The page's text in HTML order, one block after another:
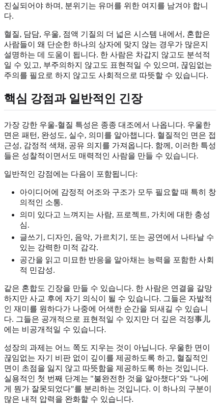
진실되어야 하며, 분위기는 유머를 위한 여지를 남겨야 합니
다.
혈질, 담담, 우울, 점액 기질의 더 넓은 시스템 내에서, 혼합은
사람들이 왜 단순한 하나의 상자에 맞지 않는 경우가 많은지
설명하는 데 도움이 됩니다. 한 사람은 차갑지 않고도 분석적
일 수 있고, 부주의하지 않고도 표현적일 수 있으며, 끊임없는
주의를 필요로 하지 않고도 사회적으로 따뜻할 수 있습니다.
핵심 강점과 일반적인 긴장
가장 강한 우울-혈질 특성은 종종 대조에서 나옵니다. 우울한
면은 패턴, 완성도, 실수, 의미를 알아챕니다. 혈질적인 면은 접
근성, 감정적 색채, 공유 의지를 가져옵니다. 함께, 이러한 특성
들은 성찰적이면서도 매력적인 사람을 만들 수 있습니다.
일반적인 강점에는 다음이 포함됩니다:
아이디어에 감정적 어조와 구조가 모두 필요할 때 특히 창
의적인 소통.
의미 있다고 느껴지는 사람, 프로젝트, 가치에 대한 충성
심.
글쓰기, 디자인, 음악, 가르치기, 또는 공연에서 나타날 수
있는 강력한 미적 감각.
공간을 읽고 미묘한 반응을 알아채는 능력을 포함한 사회
적 민감성.
같은 혼합도 긴장을 만들 수 있습니다. 한 사람은 연결을 갈망
하지만 사교 후에 자기 의식이 될 수 있습니다. 그들은 자발적
인 재미를 원하다가 나중에 어색한 순간을 되새길 수 있습니
다. 그들은 공개적으로 표현적일 수 있지만 더 깊은 걱정事儿
에는 비공개적일 수 있습니다.
성장의 과제는 어느 쪽도 지우는 것이 아닙니다. 우울한 면이
끊임없는 자기 비판 없이 깊이를 제공하도록 하고, 혈질적인
면이 초점을 잃지 않고 따뜻함을 제공하도록 하는 것입니다.
실용적인 첫 번째 단계는 "불완전한 것을 알아챘다"와 "나에
게 뭔가 잘못되었다"를 분리하는 것입니다. 이 하나의 구분이
많은 내적 압력을 완화할 수 있습니다.